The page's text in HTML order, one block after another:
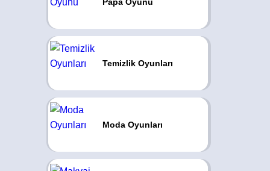
Temizlik Oyunları
Moda Oyunları